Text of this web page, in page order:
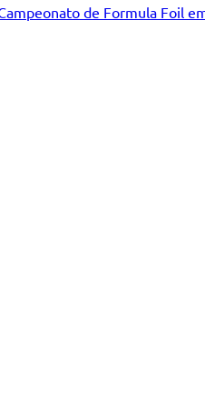
de Formula Foil